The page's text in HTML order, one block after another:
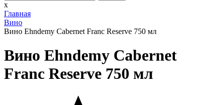
x
Главная
Вино
Вино Ehndemy Cabernet Franc Reserve 750 мл
Вино Ehndemy Cabernet
Franc Reserve 750 мл